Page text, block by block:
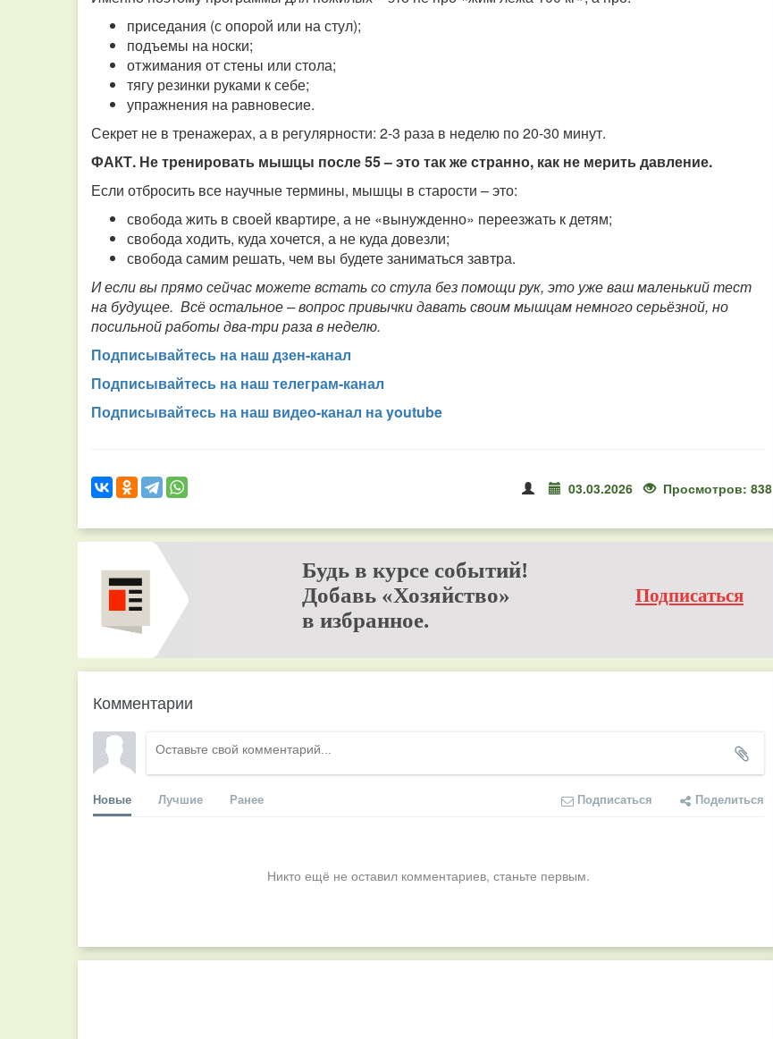
приседания (с опорой или на стул);
подъемы на носки;
отжимания от стены или стола;
тягу резинки руками к себе;
упражнения на равновесие.
Секрет не в тренажерах, а в регулярности: 2-3 раза в неделю по 20-30 минут.
ФАКТ. Не тренировать мышцы после 55 – это так же странно, как не мерить давление.
Если отбросить все научные термины, мышцы в старости – это:
свобода жить в своей квартире, а не «вынужденно» переезжать к детям;
свобода ходить, куда хочется, а не куда довезли;
свобода самим решать, чем вы будете заниматься завтра.
И если вы прямо сейчас можете встать со стула без помощи рук, это уже ваш маленький тест
на будущее. Всё остальное – вопрос привычки давать своим мышцам немного серьёзной, но
посильной работы два-три раза в неделю.
Подписывайтесь на наш дзен-канал
Подписывайтесь на наш телеграм-канал
Подписывайтесь на наш видео-канал на youtube
03.03.2026 Просмотров: 838
Будь в курсе событий!
Добавь «Хозяйство»
в избранное.
Подписаться
Комментарии
Новые Лучшие Ранее Подписаться Поделиться
Никто ещё не оставил комментариев, станьте первым.